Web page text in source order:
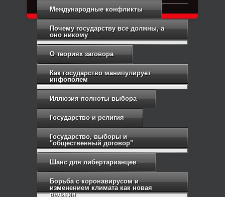
Международные конфликты
Почему государству все должны, а
оно никому
О теориях заговора
Как государство манипулирует
инфополем
Иллюзия полноты выбора
Государство и религия
Государство, выборы и
"общественный договор"
Шанс для либертарианцев
Борьба с коронавирусом и
изменением климата как новая
религия